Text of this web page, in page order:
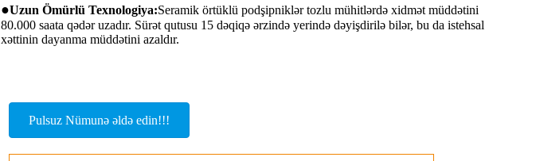
●Uzun Ömürlü Texnologiya:Seramik örtüklü podşipniklər tozlu mühitlərdə xidmət müddətini
80.000 saata qədər uzadır. Sürət qutusu 15 dəqiqə ərzində yerində dəyişdirilə bilər, bu da istehsal
xəttinin dayanma müddətini azaldır.
Pulsuz Nümunə əldə edin!!!